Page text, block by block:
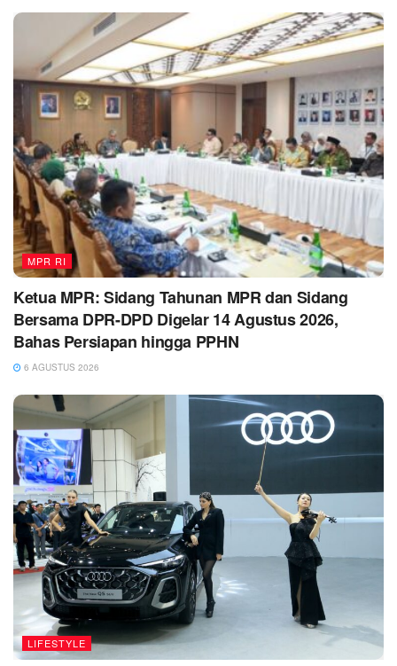
MPR RI
Ketua MPR: Sidang Tahunan MPR dan Sidang
Bersama DPR-DPD Digelar 14 Agustus 2026,
Bahas Persiapan hingga PPHN
6 AGUSTUS 2026
LIFESTYLE